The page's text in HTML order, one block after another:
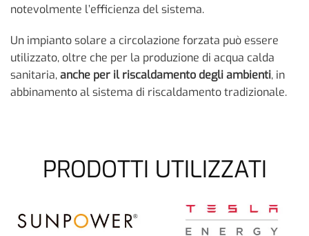
notevolmente l’efficienza del sistema.
Un impianto solare a circolazione forzata può essere
utilizzato, oltre che per la produzione di acqua calda
sanitaria,anche per il riscaldamento degli ambienti, in
abbinamento al sistema di riscaldamento tradizionale.
PRODOTTI UTILIZZATI